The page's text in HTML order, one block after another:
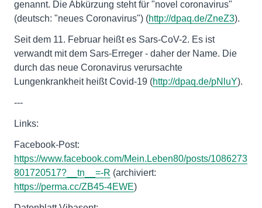
genannt. Die Abkürzung steht für "novel coronavirus"
(deutsch: "neues Coronavirus") (http://dpaq.de/ZneZ3).
Seit dem 11. Februar heißt es Sars-CoV-2. Es ist
verwandt mit dem Sars-Erreger - daher der Name. Die
durch das neue Coronavirus verursachte
Lungenkrankheit heißt Covid-19 (http://dpaq.de/pNluY).
---
Links:
Facebook-Post:
https://www.facebook.com/Mein.Leben80/posts/1086273
801720517?__tn__=-R (archiviert:
https://perma.cc/ZB45-4EWE)